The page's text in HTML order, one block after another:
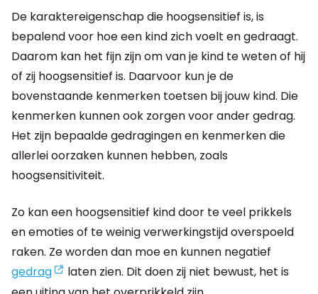
De karaktereigenschap die hoogsensitief is, is
bepalend voor hoe een kind zich voelt en gedraagt.
Daarom kan het fijn zijn om van je kind te weten of hij
of zij hoogsensitief is. Daarvoor kun je de
bovenstaande kenmerken toetsen bij jouw kind. Die
kenmerken kunnen ook zorgen voor ander gedrag.
Het zijn bepaalde gedragingen en kenmerken die
allerlei oorzaken kunnen hebben, zoals
hoogsensitiviteit.
Zo kan een hoogsensitief kind door te veel prikkels
en emoties of te weinig verwerkingstijd overspoeld
raken. Ze worden dan moe en kunnen negatief
gedrag
laten zien. Dit doen zij niet bewust, het is